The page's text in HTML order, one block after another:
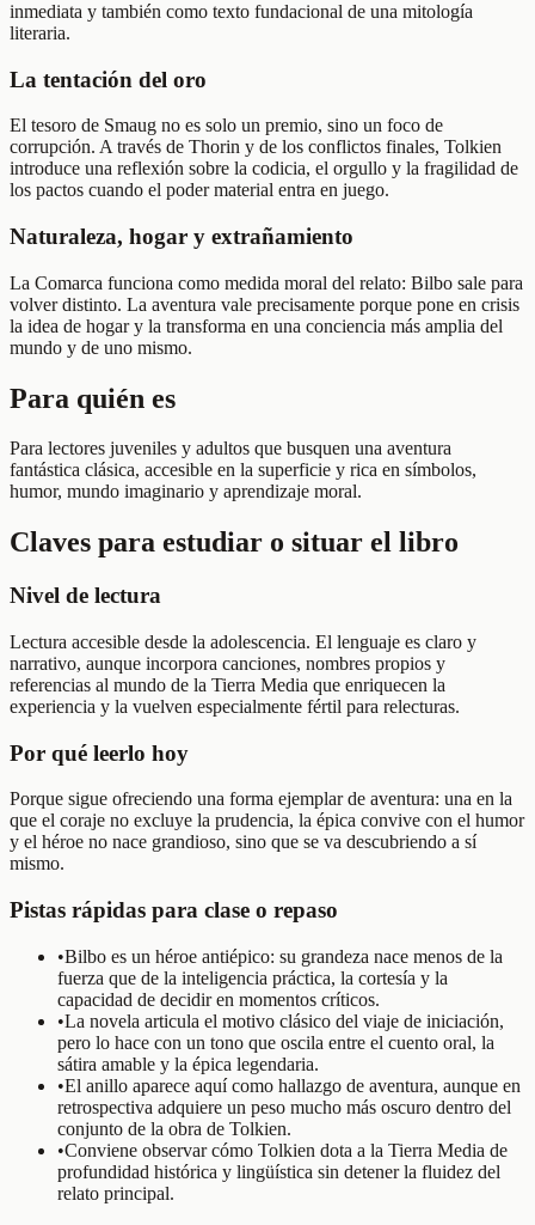
inmediata y también como texto fundacional de una mitología
literaria.
La tentación del oro
El tesoro de Smaug no es solo un premio, sino un foco de
corrupción. A través de Thorin y de los conflictos finales, Tolkien
introduce una reflexión sobre la codicia, el orgullo y la fragilidad de
los pactos cuando el poder material entra en juego.
Naturaleza, hogar y extrañamiento
La Comarca funciona como medida moral del relato: Bilbo sale para
volver distinto. La aventura vale precisamente porque pone en crisis
la idea de hogar y la transforma en una conciencia más amplia del
mundo y de uno mismo.
Para quién es
Para lectores juveniles y adultos que busquen una aventura
fantástica clásica, accesible en la superficie y rica en símbolos,
humor, mundo imaginario y aprendizaje moral.
Claves para estudiar o situar el libro
Nivel de lectura
Lectura accesible desde la adolescencia. El lenguaje es claro y
narrativo, aunque incorpora canciones, nombres propios y
referencias al mundo de la Tierra Media que enriquecen la
experiencia y la vuelven especialmente fértil para relecturas.
Por qué leerlo hoy
Porque sigue ofreciendo una forma ejemplar de aventura: una en la
que el coraje no excluye la prudencia, la épica convive con el humor
y el héroe no nace grandioso, sino que se va descubriendo a sí
mismo.
Pistas rápidas para clase o repaso
•Bilbo es un héroe antiépico: su grandeza nace menos de la
fuerza que de la inteligencia práctica, la cortesía y la
capacidad de decidir en momentos críticos.
•La novela articula el motivo clásico del viaje de iniciación,
pero lo hace con un tono que oscila entre el cuento oral, la
sátira amable y la épica legendaria.
•El anillo aparece aquí como hallazgo de aventura, aunque en
retrospectiva adquiere un peso mucho más oscuro dentro del
conjunto de la obra de Tolkien.
•Conviene observar cómo Tolkien dota a la Tierra Media de
profundidad histórica y lingüística sin detener la fluidez del
relato principal.